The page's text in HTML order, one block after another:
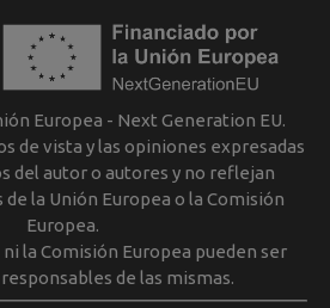
Europea - Next Generation EU.
de vista y las opiniones expresadas
del autor o autores y no reflejan
la Unión Europea o la Comisión
Europea.
la Comisión Europea pueden ser
de las mismas.